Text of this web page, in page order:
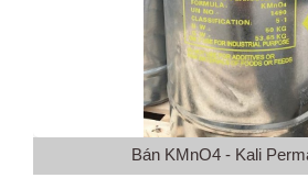
Bán KMnO4 - Kali